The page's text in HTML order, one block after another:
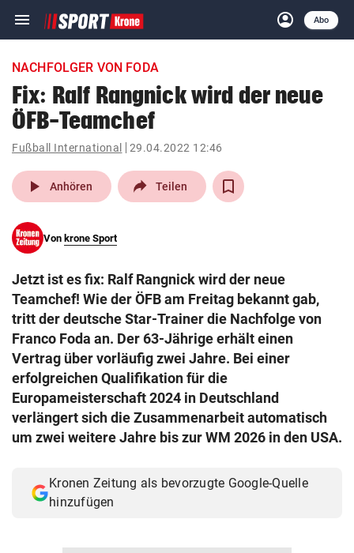
menu Navigation
ein-/ausklappen
account_circle
Anmelden
Abo
close Schließen
account_circle Anmelden
pin_drop
Wien arrow_right
search
eingeben
© Krone Multimedia GmbH & Co KG 2026
Muthgasse 2, 1190 Wien
NACHFOLGER VON FODA
Fix: Ralf Rangnick wird der neue
ÖFB-Teamchef
Fußball International 29.04.2022 12:46
play_arrow Anhören Teilen
Von krone Sport
Jetzt ist es fix: Ralf Rangnick wird der neue
Teamchef! Wie der ÖFB am Freitag bekannt gab,
tritt der deutsche Star-Trainer die Nachfolge von
Franco Foda an. Der 63-Jährige erhält einen
Vertrag über vorläufig zwei Jahre. Bei einer
erfolgreichen Qualifikation für die
Europameisterschaft 2024 in Deutschland
verlängert sich die Zusammenarbeit automatisch
um zwei weitere Jahre bis zur WM 2026 in den USA.
Kronen Zeitung als bevorzugte Google-Quelle
hinzufügen